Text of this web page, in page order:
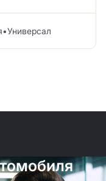
•Универсал